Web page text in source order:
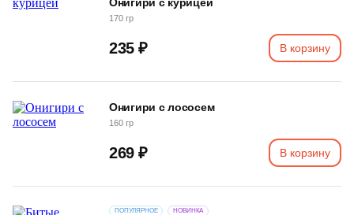
170 гр
235 ₽ В корзину
Онигири с лососем
160 гр
269 ₽ В корзину
ПОПУЛЯРНОЕ НОВИНКА